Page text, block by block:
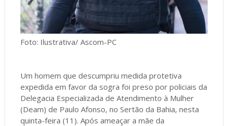
Foto: Ilustrativa/ Ascom-PC
Um homem que descumpriu medida protetiva
expedida em favor da sogra foi preso por policiais da
Delegacia Especializada de Atendimento à Mulher
(Deam) de Paulo Afonso, no Sertão da Bahia, nesta
quinta-feira (11). Após ameaçar a mãe da